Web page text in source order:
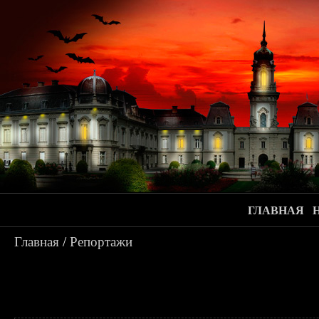
ГЛАВНАЯ
Главная /Репортажи